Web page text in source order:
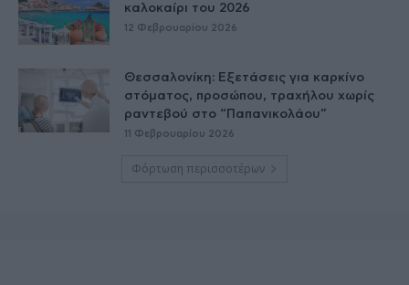
καλοκαίρι του 2026
12 Φεβρουαρίου 2026
Θεσσαλονίκη: Εξετάσεις για καρκίνο
στόματος, προσώπου, τραχήλου χωρίς
ραντεβού στο “Παπανικολάου”
11 Φεβρουαρίου 2026
Φόρτωση περισσοτέρων